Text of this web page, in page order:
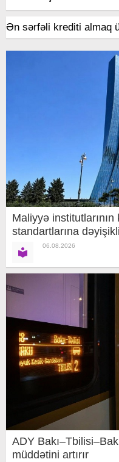
Ən sərfəli krediti almaq
Maliyyə
standartlarına
06.08.2026
ADY
müddətini artırır